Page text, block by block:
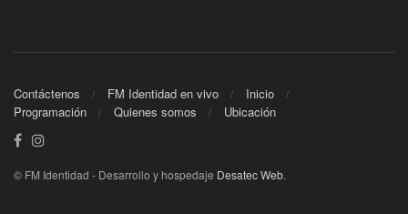
Contáctenos FM Identidad en vivo
Inicio
Programación
Quienes somos Ubicación
© FM Identidad - Desarrollo y hospedaje Desatec Web.